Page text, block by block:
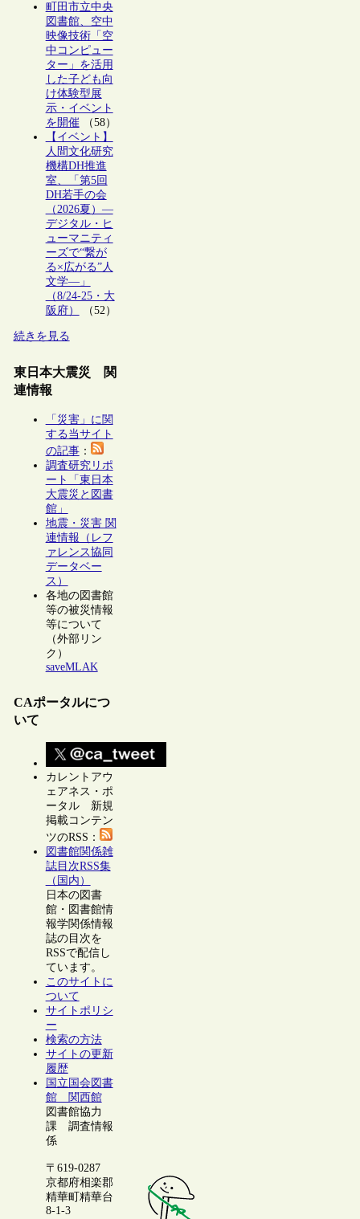
町田市立中央
図書館、空中
映像技術「空
中コンピュー
ター」を活用
した子ども向
け体験型展
示・イベント
を開催（58）
【イベント】
人間文化研究
機構DH推進
室、「第5回
DH若手の会
（2026夏）―
デジタル・ヒ
ューマニティ
ーズで“繋が
る×広がる”人
文学―」
（8/24-25・大
阪府）
（52）
続きを見る
東日本大震災 関
連情報
「災害」に関
する当サイト
の記事：
調査研究リポ
ート「東日本
大震災と図書
館」
地震・災害 関
連情報（レフ
ァレンス協同
データベー
ス）
各地の図書館
等の被災情報
等について
（外部リン
ク）
saveMLAK
CAポータルにつ
いて
カレントアウ
ェアネス・ポ
ータル 新規
掲載コンテン
ツのRSS：
図書館関係雑
誌目次RSS集
（国内）
日本の図書
館・図書館情
報学関係情報
誌の目次を
RSSで配信し
ています。
このサイトに
ついて
サイトポリシ
ー
検索の方法
サイトの更新
履歴
国立国会図書
館 関西館
図書館協力
課 調査情報
係
〒619-0287
京都府相楽郡
精華町精華台
8-1-3